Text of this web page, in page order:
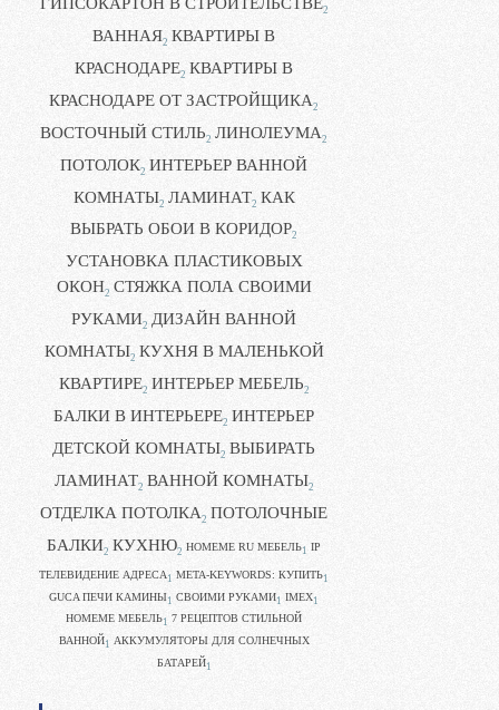
2
ВАННАЯ2 КВАРТИРЫ В
КРАСНОДАРЕ2 КВАРТИРЫ В
КРАСНОДАРЕ ОТ ЗАСТРОЙЩИКА2
ВОСТОЧНЫЙ СТИЛЬ2 ЛИНОЛЕУМА2
ПОТОЛОК2 ИНТЕРЬЕР ВАННОЙ
КОМНАТЫ2 ЛАМИНАТ2 КАК
ВЫБРАТЬ ОБОИ В КОРИДОР2
УСТАНОВКА ПЛАСТИКОВЫХ
ОКОН2 СТЯЖКА ПОЛА СВОИМИ
РУКАМИ2 ДИЗАЙН ВАННОЙ
КОМНАТЫ2 КУХНЯ В МАЛЕНЬКОЙ
КВАРТИРЕ2 ИНТЕРЬЕР МЕБЕЛЬ2
БАЛКИ В ИНТЕРЬЕРЕ2 ИНТЕРЬЕР
ДЕТСКОЙ КОМНАТЫ2 ВЫБИРАТЬ
ЛАМИНАТ2 ВАННОЙ КОМНАТЫ2
ОТДЕЛКА ПОТОЛКА2 ПОТОЛОЧНЫЕ
БАЛКИ2 КУХНЮ2 HOMEME RU МЕБЕЛЬ1 IP
ТЕЛЕВИДЕНИЕ АДРЕСА 1 META-KEYWORDS: КУПИТЬ1
GUCA ПЕЧИ КАМИНЫ1 CВОИМИ РУКАМИ1 IMEX1
HOMEME МЕБЕЛЬ1 7 РЕЦЕПТОВ СТИЛЬНОЙ
ВАННОЙ1 АККУМУЛЯТОРЫ ДЛЯ СОЛНЕЧНЫХ
БАТАРЕЙ1